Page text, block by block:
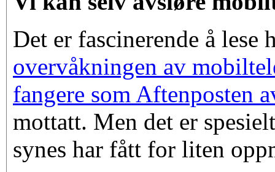
Det er fascinerende å lese
overvåkningen av
fangere som Aftenposten
mottatt. Men det er
synes har fått for liten